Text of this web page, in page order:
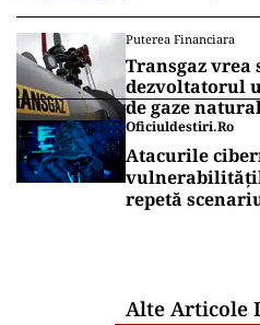
Puterea Financiara
Transgaz vrea
dezvoltatorul
de gaze
Oficiuldestiri.ro
Atacurile
repetă
Alte Articole